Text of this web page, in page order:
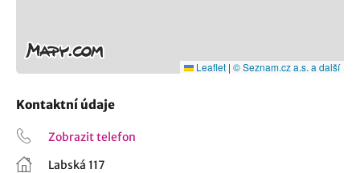
Leaflet | © Seznam.cz a.s. a další
Kontaktní údaje
Zobrazit telefon
Labská 117